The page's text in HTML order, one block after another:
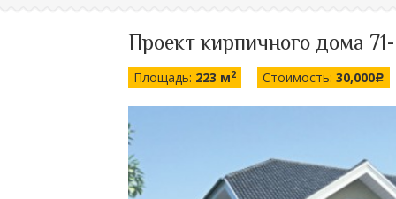
Проект кирпичного дома
Площадь: 223 м2 Стоимость: 30,000c